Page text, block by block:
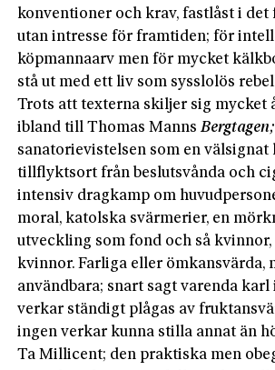
konventioner och krav, fastlåst i
utan intresse för framtiden; för
köpmannaarv men för mycket
stå ut med ett liv som sysslolös
Trots att texterna skiljer sig mycket
ibland till Thomas MannsBergtagen;
sanatorievistelsen som en välsignat
tillflyktsort från beslutsvånda och
intensiv dragkamp om
moral, katolska svärmerier, en
utveckling som fond och så
kvinnor. Farliga eller ömkansvärda,
användbara; snart sagt varenda karl
verkar ständigt plågas av
ingen verkar kunna stilla annat än
Ta Millicent; den praktiska men